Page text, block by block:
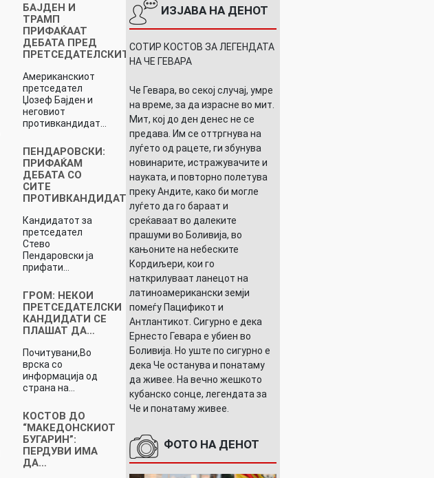
БАЈДЕН И
ТРАМП
ПРИФАЌААТ
ДЕБАТА ПРЕД
ПРЕТСЕДАТЕЛСКИТЕ…
Американскиот
претседател
Џозеф Бајден и
неговиот
противкандидат…
ПЕНДАРОВСКИ:
ПРИФАЌАМ
ДЕБАТА СО
СИТЕ
ПРОТИВКАНДИДАТИ
Кандидатот за
претседател
Стево
Пендаровски ја
прифати…
ГРОМ: НЕКОИ
ПРЕТСЕДАТЕЛСКИ
КАНДИДАТИ СЕ
ПЛАШАТ ДА…
Почитувани,Во
врска со
информација од
страна на…
КОСТОВ ДО
“МАКЕДОНСКИОТ
БУГАРИН”:
ПЕРДУВИ ИМА
ДА…
ИЗЈАВА НА ДЕНОТ
СОТИР КОСТОВ ЗА ЛЕГЕНДАТА
НА ЧЕ ГЕВАРА
Че Гевара, во секој случај, умре
на време, за да израсне во мит.
Мит, кој до ден денес не се
предава. Им се оттргнува на
луѓето од рацете, ги збунува
новинарите, истражувачите и
науката, и повторно полетува
преку Андите, како би могле
луѓето да го бараат и
среќаваат во далеките
прашуми во Боливија, во
кањоните на небеските
Кордиљери, кои го
наткрилуваат ланецот на
латиноамерикански земји
помеѓу Пацификот и
Антлантикот. Сигурно е дека
Ернесто Гевара е убиен во
Боливија. Но уште по сигурно е
дека Че останува и понатаму
да живее. На вечно жешкото
кубанско сонце, легендата за
Че и понатаму живее.
ФОТО НА ДЕНОТ